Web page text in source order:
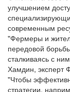
улучшением
современным
"Фермеры и
передовой
сталкиваясь с
Хамдин, эксперт
"Чтобы
стратегии,